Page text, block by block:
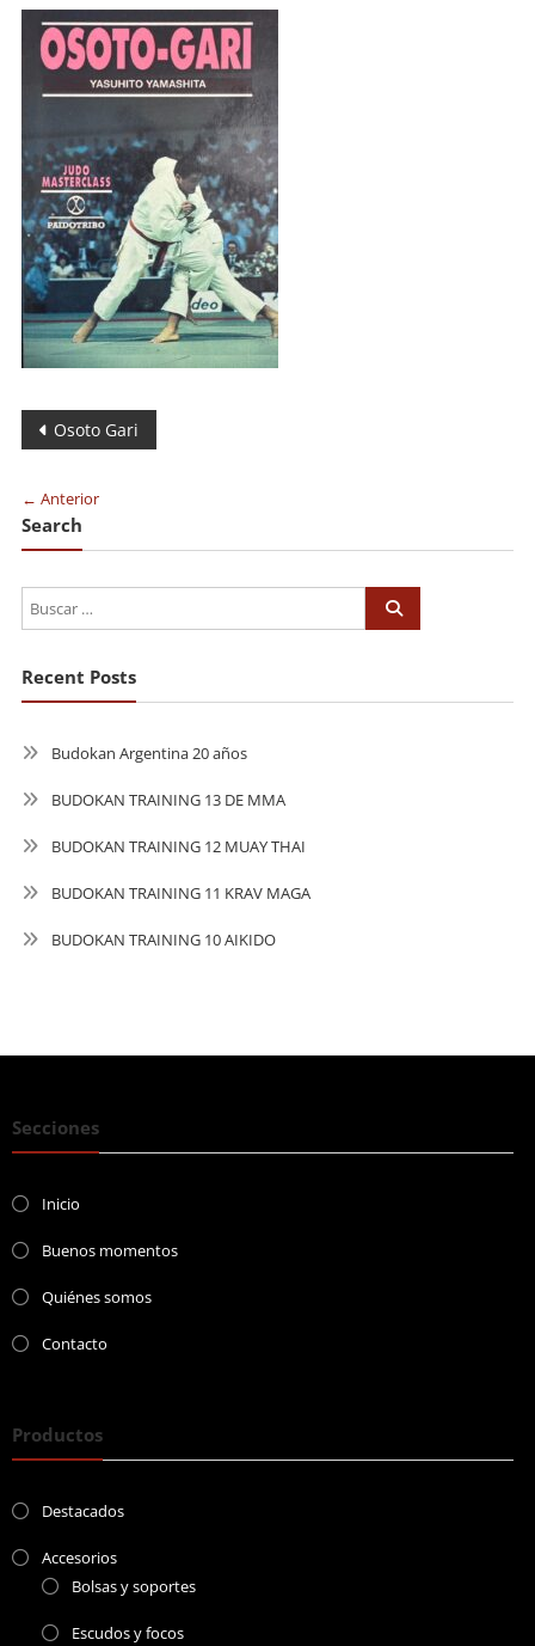
Navegación
entradas
Osoto Gari
← Anterior
Search
Recent Posts
Budokan Argentina 20 años
BUDOKAN TRAINING 13 DE MMA
BUDOKAN TRAINING 12 MUAY THAI
BUDOKAN TRAINING 11 KRAV MAGA
BUDOKAN TRAINING 10 AIKIDO
Secciones
Inicio
Buenos momentos
Quiénes somos
Contacto
Productos
Destacados
Accesorios
Bolsas y soportes
Escudos y focos